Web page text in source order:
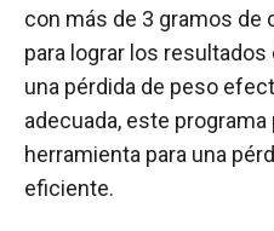
con más de 3 gramos de
para lograr los
una pérdida de peso
adecuada, este
herramienta para una
eficiente.